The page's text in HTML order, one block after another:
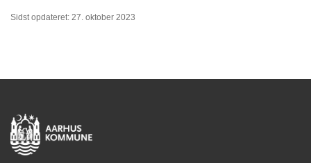
Sidst opdateret: 27. oktober 2023